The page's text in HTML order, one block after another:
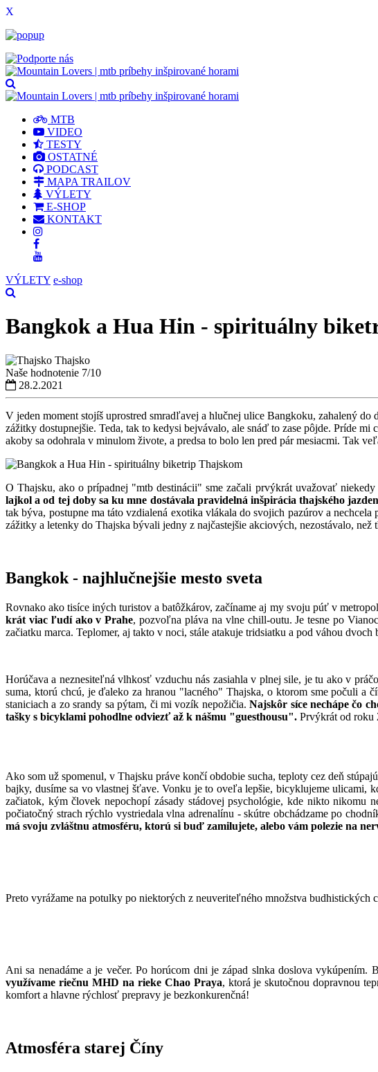
X
MTB
VIDEO
TESTY
OSTATNÉ
PODCAST
MAPA TRAILOV
VÝLETY
E-SHOP
KONTAKT
VÝLETY e-shop
Bangkok a Hua Hin - spirituálny
Thajsko
Naše hodnotenie 7/10
28.2.2021
V jeden moment stojíš uprostred smradľavej a hlučnej ulice Bangkoku, zahalený
zážitky dostupnejšie. Teda, tak to kedysi bejvávalo, ale snáď to zase pôjde. Príde
akoby sa odohrala v minulom živote, a predsa to bolo len pred pár mesiacmi. Tak
O Thajsku, ako o prípadnej "mtb destinácii" sme začali prvýkrát uvažovať
lajkol a od tej doby sa ku mne dostávala pravidelná inšpirácia thajského
tak býva, postupne ma táto vzdialená exotika vlákala do svojich pazúrov a
zážitky a letenky do Thajska bývali jedny z najčastejšie akciových, nezostávalo,
Bangkok - najhlučnejšie mesto sveta
Rovnako ako tisíce iných turistov a batôžkárov, začíname aj my svoju púť v
krát viac ľudí ako v Prahe, pozvoľna pláva na vlne chill-outu. Je tesne po
začiatku marca. Teplomer, aj takto v noci, stále atakuje tridsiatku a pod váhou
Horúčava a neznesiteľná vlhkosť vzduchu nás zasiahla v plnej sile, je tu ako v
suma, ktorú chcú, je ďaleko za hranou "lacného" Thajska, o ktorom sme počuli
staniciach a zo srandy sa pýtam, či mi vozík nepožičia.Najskôr síce nechápe čo
tašky s bicyklami pohodlne odviezť až k nášmu "guesthousu". Prvýkrát od roku
Ako som už spomenul, v Thajsku práve končí obdobie sucha, teploty cez deň
bajky, dusíme sa vo vlastnej šťave. Vonku je to oveľa lepšie, bicyklujeme ulicami,
začiatok, kým človek nepochopí zásady stádovej psychológie, kde nikto
počiatočný strach rýchlo vystriedala vlna adrenalínu - skútre obchádzame po
má svoju zvláštnu atmosféru, ktorú si buď zamilujete, alebo vám polezie na
Preto vyrážame na potulky po niektorých z neuveriteľného množstva budhistických
Ani sa nenadáme a je večer. Po horúcom dni je západ slnka doslova
využívame riečnu MHD na rieke Chao Praya, ktorá je skutočnou dopravnou
komfort a hlavne rýchlosť prepravy je bezkonkurenčná!
Atmosféra starej Číny